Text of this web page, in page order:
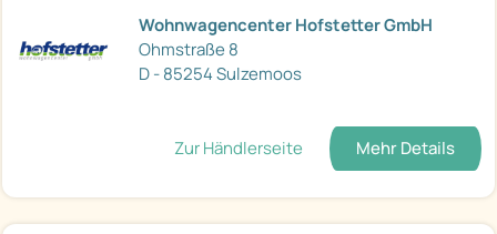
Wohnwagencenter Hofstetter GmbH
Ohmstraße 8
D - 85254 Sulzemoos
Zur Händlerseite Mehr Details